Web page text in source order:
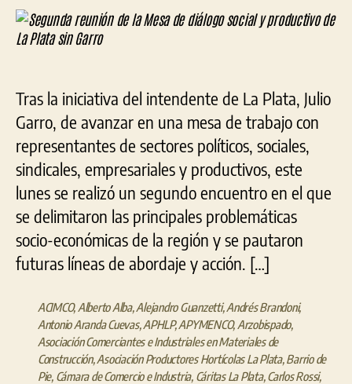
de
la
social
y
productivo
de
La
Plata
sin
Garro
Tras la iniciativa del intendente de La Plata, Julio
Garro, de avanzar en una mesa de trabajo con
representantes de sectores políticos, sociales,
sindicales, empresariales y productivos, este
lunes se realizó un segundo encuentro en el que
se delimitaron las principales problemáticas
socio-económicas de la región y se pautaron
futuras líneas de abordaje y acción. […]
ACIMCO, Alberto Alba, Alejandro Guanzetti, Andrés Brandoni,
Antonio Aranda Cuevas, APHLP,APYMENCO, Arzobispado,
Asociación Comerciantes e Industriales en Materiales de
Construcción, Asociación Productores Hortícolas La Plata, Barrio de
Pie, Cámara de Comercio e Industria, Cáritas La Plata, Carlos Rossi,